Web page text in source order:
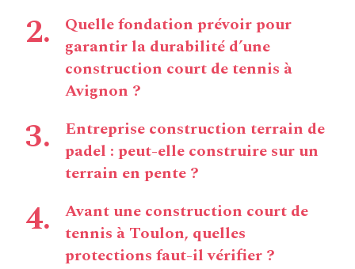
Quelle fondation prévoir pour
garantir la durabilité d’une
construction court de tennis à
Avignon ?
Entreprise construction terrain de
padel : peut-elle construire sur un
terrain en pente ?
Avant une construction court de
tennis à Toulon, quelles
protections faut-il vérifier ?